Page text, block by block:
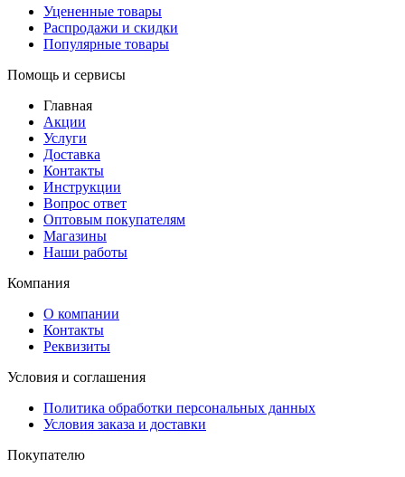
Уцененные товары
Распродажи и скидки
Популярные товары
Помощь и сервисы
Главная
Акции
Услуги
Доставка
Контакты
Инструкции
Вопрос ответ
Оптовым покупателям
Магазины
Наши работы
Компания
О компании
Контакты
Реквизиты
Условия и соглашения
Политика обработки персональных данных
Условия заказа и доставки
Покупателю